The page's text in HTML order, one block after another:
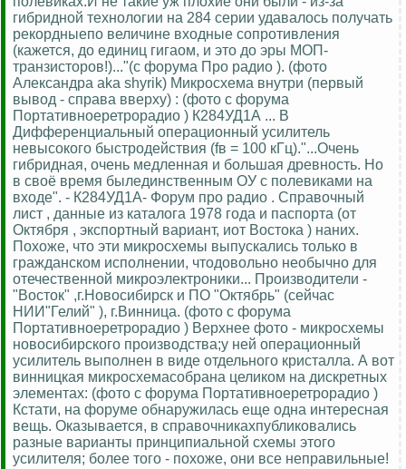
гибридной технологии на 284 серии удавалось получать
рекордныепо величине входные сопротивления
(кажется, до единиц гигаом, и это до эры МОП-
транзисторов!)..."(с форума Про радио ). (фото
Александра aka shyrik) Микросхема внутри (первый
вывод - справа вверху) : (фото с форума
Портативноеретрорадио ) К284УД1А ... В
Дифференциальный операционный усилитель
невысокого быстродействия (fв = 100 кГц)."...Очень
гибридная, очень медленная и большая древность. Но
в своё время былединственным ОУ с полевиками на
входе". - К284УД1А- Форум про радио . Справочный
лист , данные из каталога 1978 года и паспорта (от
Октября , экспортный вариант, иот Востока ) наних.
Похоже, что эти микросхемы выпускались только в
гражданском исполнении, чтодовольно необычно для
отечественной микроэлектроники... Производители -
"Восток" ,г.Новосибирск и ПО "Октябрь" (сейчас
НИИ"Гелий" ), г.Винница. (фото с форума
Портативноеретрорадио ) Верхнее фото - микросхемы
новосибирского производства;у ней операционный
усилитель выполнен в виде отдельного кристалла. А вот
винницкая микросхемасобрана целиком на дискретных
элементах: (фото с форума Портативноеретрорадио )
Кстати, на форуме обнаружилась еще одна интересная
вещь. Оказывается, в справочникахпубликовались
разные варианты принципиальной схемы этого
усилителя; более того - похоже, они все неправильные!